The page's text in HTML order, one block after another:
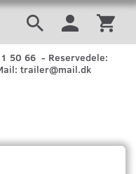
50 66 - Reservedele:
trailer@mail.dk